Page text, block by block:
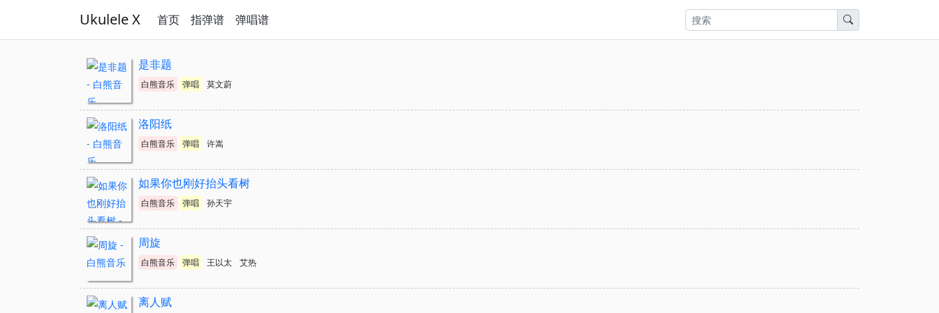
Ukulele X 首页 指弹谱 弹唱谱
是非题
白熊音乐 弹唱 莫文蔚
洛阳纸
白熊音乐 弹唱 许嵩
如果你也刚好抬头看树
白熊音乐 弹唱 孙天宇
周旋
白熊音乐 弹唱 王以太 艾热
离人赋